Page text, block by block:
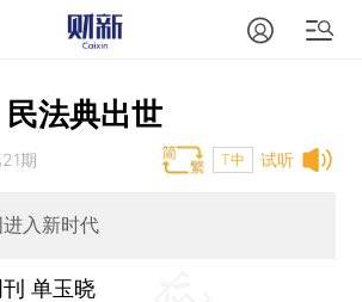
法典出世
试听
期 T中
入新时代
单玉晓